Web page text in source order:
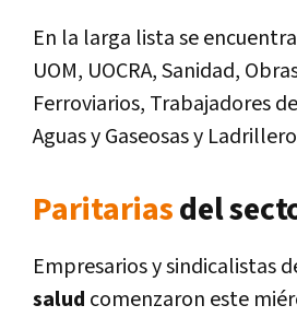
En la larga lista se
UOM, UOCRA, Sanidad,
Ferroviarios, Trabajadores
Aguas y Gaseosas y
Paritariasdel
Empresarios y sindicalistas
salud comenzaron este